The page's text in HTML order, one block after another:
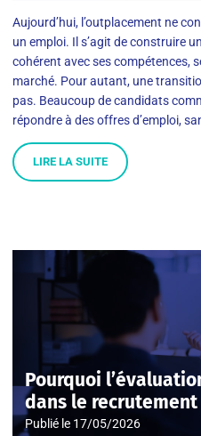
Aujourd’hui, l’outplacement ne
un emploi. Il s’agit de construire
cohérent avec ses compétences,
marché. Pour autant, une
pas. Beaucoup de candidats
répondre à des offres d’emploi,
LIRE LA SUITE
Pourquoi
dans le recrutement
Publié le 17/05/2026